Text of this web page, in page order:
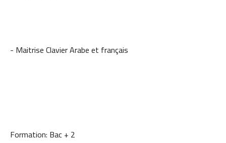
- Maitrise Clavier Arabe et français
Formation: Bac + 2